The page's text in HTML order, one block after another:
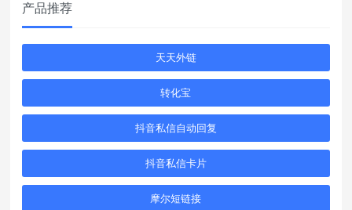
产品推荐
天天外链
转化宝
抖音私信自动回复
抖音私信卡片
摩尔短链接